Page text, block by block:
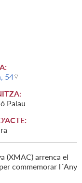
54
Palau
(XMAC) arrenca el
commemorar l´Any